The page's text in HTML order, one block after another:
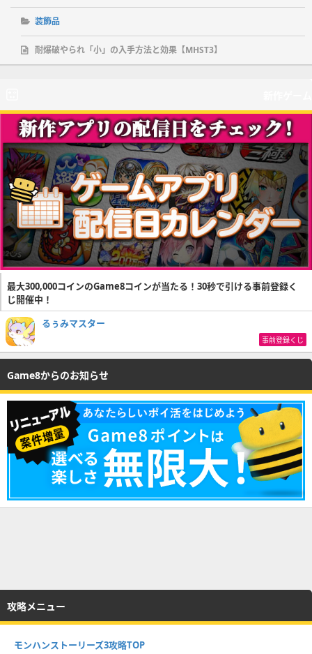
装飾品
耐爆破やられ「小」の入手方法と効果【MHST3】
最大300,000コインのGame8コインが当たる！30秒で引ける事前登録く
じ開催中！
るぅみマスター
事前登録くじ
Game8からのお知らせ
攻略メニュー
モンハンストーリーズ3攻略TOP